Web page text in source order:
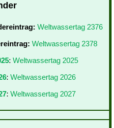
Weltwassertag 2376
Weltwassertag 2378
: Weltwassertag 2025
: Weltwassertag 2026
: Weltwassertag 2027